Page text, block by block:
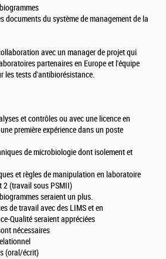
documents du système de management de la
avec un manager de projet qui
partenaires en Europe et l'équipe
les tests d'antibiorésistance.
et contrôles ou avec une licence en
première expérience dans un poste
de microbiologie dont isolement et
et règles de manipulation en laboratoire
2 (travail sous PSMII)
seraient un plus.
de travail avec des LIMS et en
Qualité seraient appréciées
nécessaires
(oral/écrit)